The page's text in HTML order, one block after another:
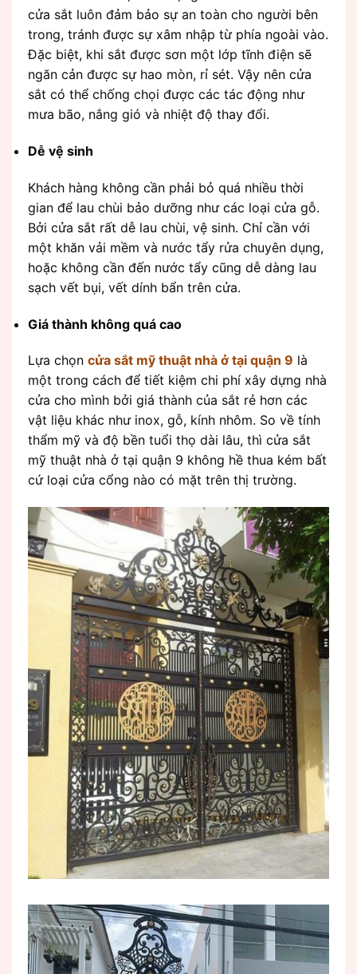
cửa sắt luôn đảm bảo sự an toàn cho người bên
trong, tránh được sự xâm nhập từ phía ngoài vào.
Đặc biệt, khi sắt được sơn một lớp tĩnh điện sẽ
ngăn cản được sự hao mòn, rỉ sét. Vậy nên cửa
sắt có thể chống chọi được các tác động như
mưa bão, nắng gió và nhiệt độ thay đổi.
Dễ vệ sinh
Khách hàng không cần phải bỏ quá nhiều thời
gian để lau chùi bảo dưỡng như các loại cửa gỗ.
Bởi cửa sắt rất dễ lau chùi, vệ sinh. Chỉ cần với
một khăn vải mềm và nước tẩy rửa chuyên dụng,
hoặc không cần đến nước tẩy cũng dễ dàng lau
sạch vết bụi, vết dính bẩn trên cửa.
Giá thành không quá cao
Lựa chọn cửa sắt mỹ thuật nhà ở tại quận 9 là
một trong cách để tiết kiệm chi phí xây dựng nhà
cửa cho mình bởi giá thành của sắt rẻ hơn các
vật liệu khác như inox, gỗ, kính nhôm. So về tính
thẩm mỹ và độ bền tuổi thọ dài lâu, thì cửa sắt
mỹ thuật nhà ở tại quận 9 không hề thua kém bất
cứ loại cửa cổng nào có mặt trên thị trường.